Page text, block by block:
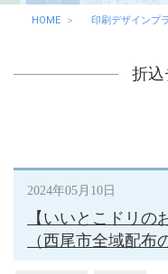
HOME 印刷デザインプ
折込
2024年05月10日
【いいとこドリの
（西尾市全域配布